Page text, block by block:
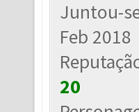
Juntou-
Feb 2018
20